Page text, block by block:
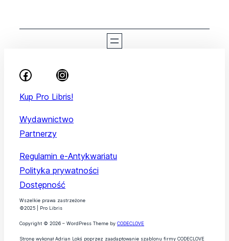
Kup Pro Libris!
Wydawnictwo
Partnerzy
Regulamin e-Antykwariatu
Polityka prywatności
Dostępność
Wszelkie prawa zastrzeżone
©2025 | Pro Libris
Copyright © 2026 – WordPress Theme by CODECLOVE
Stronę wykonał Adrian Lokś poprzez zaadaptowanie szablonu firmy CODECLOVE